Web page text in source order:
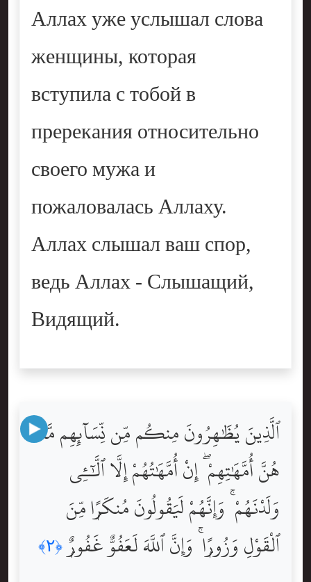
Аллах уже услышал слова
женщины, которая
вступила с тобой в
пререкания относительно
своего мужа и
пожаловалась Аллаху.
Аллах слышал ваш спор,
ведь Аллах - Слышащий,
Видящий.
ٱلَّذِينَ يُظَٰهِرُونَ مِنكُم مِّن نِّسَآئِهِم مَّا
هُنَّ أُمَّهَٰتِهِمْ ۖ إِنْ أُمَّهَٰتُهُمْ إِلَّا ٱلَّٰٓـِٔى
وَلَدْنَهُمْ ۚ وَإِنَّهُمْ لَيَقُولُونَ مُنكَرًۭا مِّنَ
ٱلْقَوْلِ وَزُورًۭا ۚ وَإِنَّ ٱللَّهَ لَعَفُوٌّ غَفُورٌۭ ﴿٢﴾